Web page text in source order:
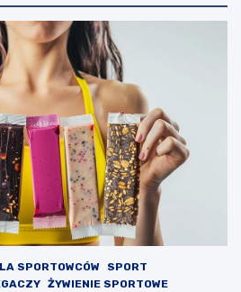
SPORTOWCÓW
SPORT
ŻYWIENIE SPORTOWE